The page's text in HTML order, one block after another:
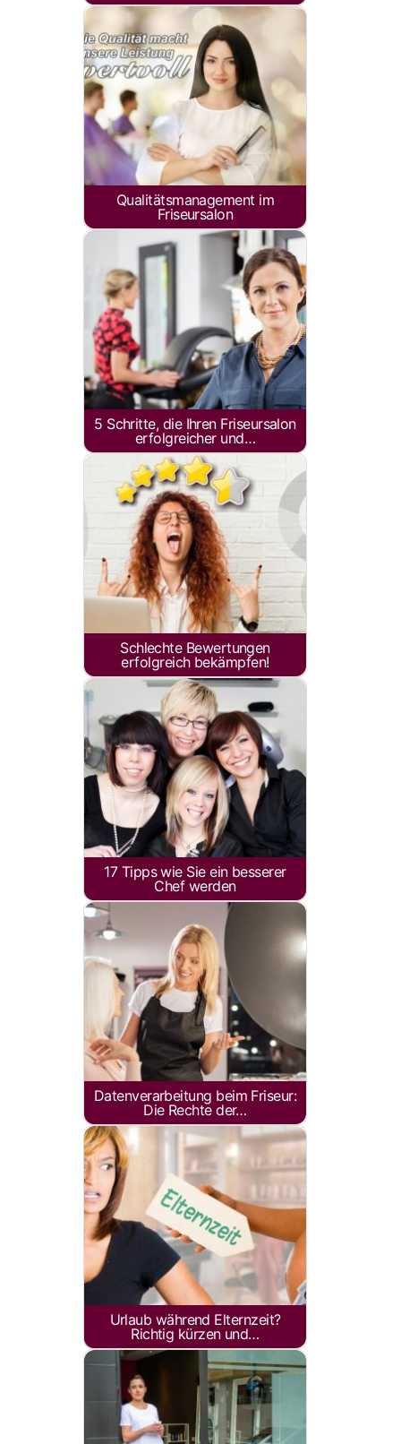
Qualitätsmanagement im
Friseursalon
5 Schritte, die Ihren Friseursalon
erfolgreicher und…
Schlechte Bewertungen
erfolgreich bekämpfen!
17 Tipps wie Sie ein besserer
Chef werden
Datenverarbeitung beim Friseur:
Die Rechte der…
Urlaub während Elternzeit?
Richtig kürzen und…